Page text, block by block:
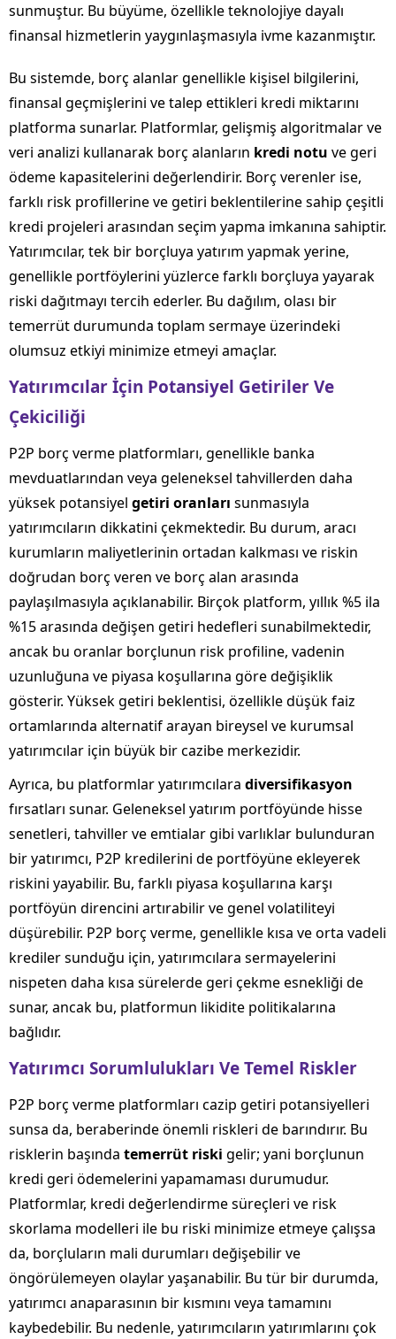
sunmuştur. Bu büyüme, özellikle teknolojiye dayalı
finansal hizmetlerin yaygınlaşmasıyla ivme kazanmıştır.
Bu sistemde, borç alanlar genellikle kişisel bilgilerini,
finansal geçmişlerini ve talep ettikleri kredi miktarını
platforma sunarlar. Platformlar, gelişmiş algoritmalar ve
veri analizi kullanarak borç alanların kredi notu ve geri
ödeme kapasitelerini değerlendirir. Borç verenler ise,
farklı risk profillerine ve getiri beklentilerine sahip çeşitli
kredi projeleri arasından seçim yapma imkanına sahiptir.
Yatırımcılar, tek bir borçluya yatırım yapmak yerine,
genellikle portföylerini yüzlerce farklı borçluya yayarak
riski dağıtmayı tercih ederler. Bu dağılım, olası bir
temerrüt durumunda toplam sermaye üzerindeki
olumsuz etkiyi minimize etmeyi amaçlar.
Yatırımcılar İçin Potansiyel Getiriler Ve
Çekiciliği
P2P borç verme platformları, genellikle banka
mevduatlarından veya geleneksel tahvillerden daha
yüksek potansiyel getiri oranları sunmasıyla
yatırımcıların dikkatini çekmektedir. Bu durum, aracı
kurumların maliyetlerinin ortadan kalkması ve riskin
doğrudan borç veren ve borç alan arasında
paylaşılmasıyla açıklanabilir. Birçok platform, yıllık %5 ila
%15 arasında değişen getiri hedefleri sunabilmektedir,
ancak bu oranlar borçlunun risk profiline, vadenin
uzunluğuna ve piyasa koşullarına göre değişiklik
gösterir. Yüksek getiri beklentisi, özellikle düşük faiz
ortamlarında alternatif arayan bireysel ve kurumsal
yatırımcılar için büyük bir cazibe merkezidir.
Ayrıca, bu platformlar yatırımcılara diversifikasyon
fırsatları sunar. Geleneksel yatırım portföyünde hisse
senetleri, tahviller ve emtialar gibi varlıklar bulunduran
bir yatırımcı, P2P kredilerini de portföyüne ekleyerek
riskini yayabilir. Bu, farklı piyasa koşullarına karşı
portföyün direncini artırabilir ve genel volatiliteyi
düşürebilir. P2P borç verme, genellikle kısa ve orta vadeli
krediler sunduğu için, yatırımcılara sermayelerini
nispeten daha kısa sürelerde geri çekme esnekliği de
sunar, ancak bu, platformun likidite politikalarına
bağlıdır.
Yatırımcı Sorumlulukları Ve Temel Riskler
P2P borç verme platformları cazip getiri potansiyelleri
sunsa da, beraberinde önemli riskleri de barındırır. Bu
risklerin başında temerrüt riski gelir; yani borçlunun
kredi geri ödemelerini yapamaması durumudur.
Platformlar, kredi değerlendirme süreçleri ve risk
skorlama modelleri ile bu riski minimize etmeye çalışsa
da, borçluların mali durumları değişebilir ve
öngörülemeyen olaylar yaşanabilir. Bu tür bir durumda,
yatırımcı anaparasının bir kısmını veya tamamını
kaybedebilir. Bu nedenle, yatırımcıların yatırımlarını çok